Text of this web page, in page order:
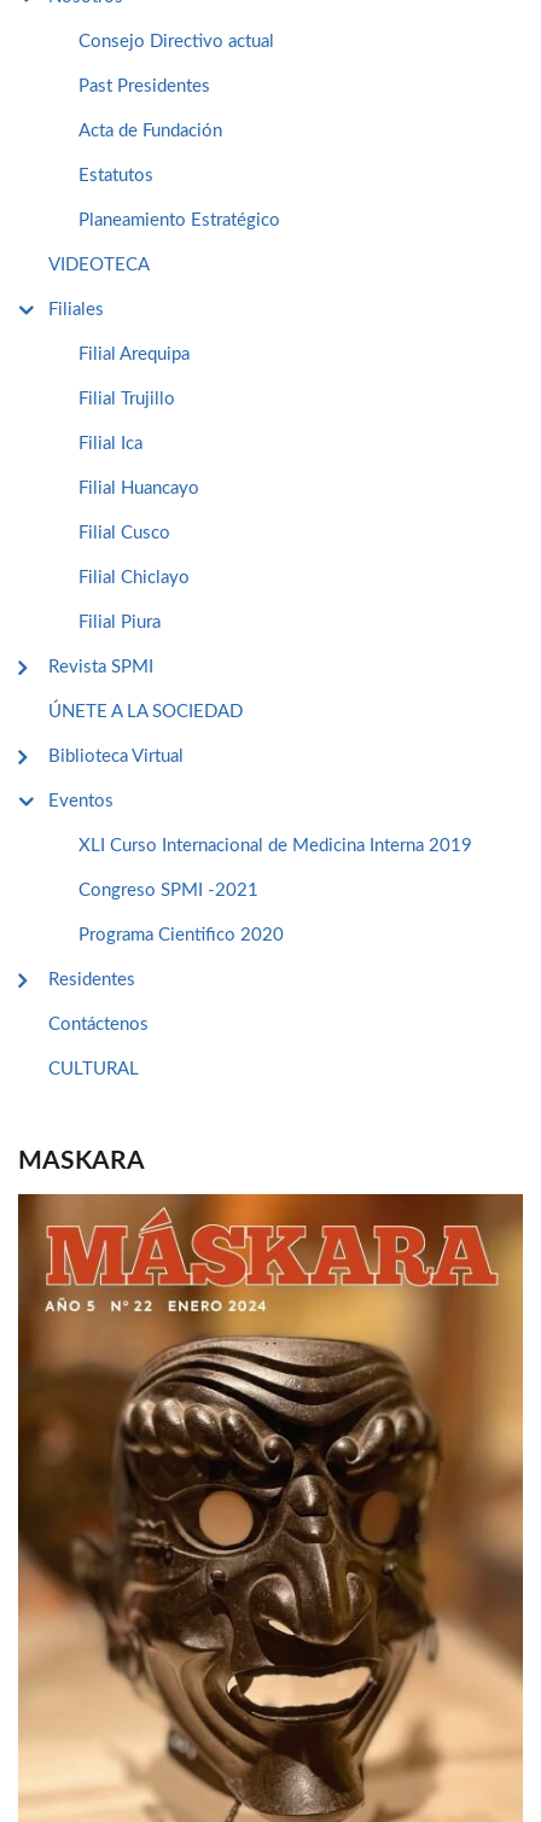
Consejo Directivo actual
Past Presidentes
Acta de Fundación
Estatutos
Planeamiento Estratégico
VIDEOTECA
Filiales
Filial Arequipa
Filial Trujillo
Filial Ica
Filial Huancayo
Filial Cusco
Filial Chiclayo
Filial Piura
Revista SPMI
ÚNETE A LA SOCIEDAD
Biblioteca Virtual
Eventos
XLI Curso Internacional de Medicina Interna 2019
Congreso SPMI -2021
Programa Cientifico 2020
Residentes
Contáctenos
CULTURAL
MASKARA